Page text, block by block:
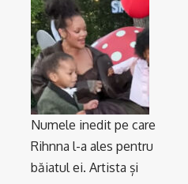
Numele inedit pe care
Rihnna l-a ales pentru
băiatul ei. Artista și